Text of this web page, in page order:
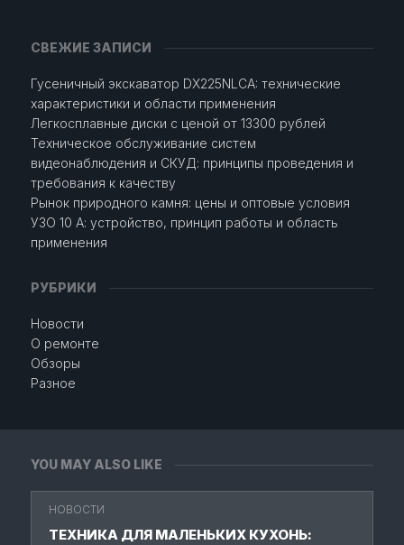
YOU MAY ALSO LIKE
НОВОСТИ
ТЕХНИКА ДЛЯ МАЛЕНЬКИХ КУХОНЬ:
СВЕЖИЕ ЗАПИСИ
Гусеничный экскаватор DX225NLCA: технические
характеристики и области применения
Легкосплавные диски с ценой от 13300 рублей
Техническое обслуживание систем
видеонаблюдения и СКУД: принципы проведения и
требования к качеству
Рынок природного камня: цены и оптовые условия
УЗО 10 А: устройство, принцип работы и область
применения
РУБРИКИ
Новости
О ремонте
Обзоры
Разное